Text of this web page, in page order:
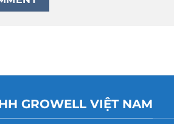
GROWELL VIỆT NAM